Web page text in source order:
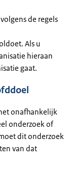
de regels
Als u
hieraan
gaat.
onafhankelijk
onderzoek of
dit onderzoek
van dat